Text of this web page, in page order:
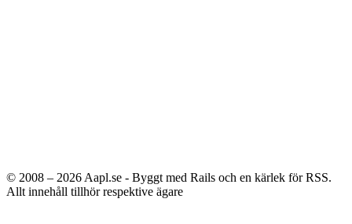
© 2008 – 2026Aapl.se - Byggt med Rails och en kärlek för RSS.
Allt innehåll tillhör respektive ägare